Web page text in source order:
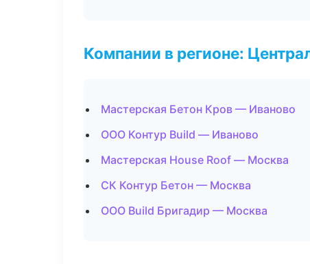
Компании в регионе:
Мастерская Бетон Кров — Иваново
ООО Контур Build — Иваново
Мастерская House Roof — Москва
СК Контур Бетон — Москва
ООО Build Бригадир — Москва